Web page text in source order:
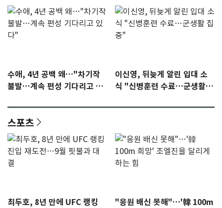
수애, 4년 공백 왜…"차기작
불발…계속 편성 기다리고 있
이신영, 뒤늦게 알린 입대 소
식 "신병훈련 수료…군생활
스포츠
최두호, 8년 만에 UFC 랭킹
"응원 배신 못해"…'韓 100m